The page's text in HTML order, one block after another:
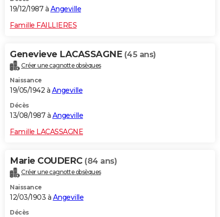
19/12/1987 à Angeville
Famille FAILLIERES
Genevieve LACASSAGNE (45 ans)
Créer une cagnotte obsèques
Naissance
19/05/1942 à Angeville
Décès
13/08/1987 à Angeville
Famille LACASSAGNE
Marie COUDERC (84 ans)
Créer une cagnotte obsèques
Naissance
12/03/1903 à Angeville
Décès